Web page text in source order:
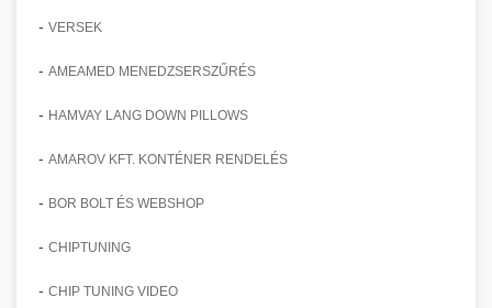
- VERSEK
- AMEAMED MENEDZSERSZŰRÉS
- HAMVAY LANG DOWN PILLOWS
- AMAROV KFT. KONTÉNER RENDELÉS
- BOR BOLT ÉS WEBSHOP
- CHIPTUNING
- CHIP TUNING VIDEO